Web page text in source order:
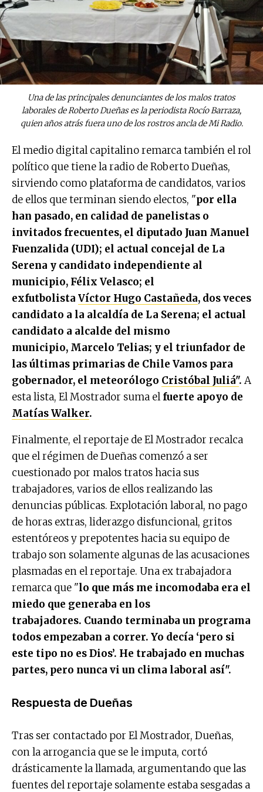
Una de las principales denunciantes de los malos tratos
laborales de Roberto Dueñas es la periodista Rocío Barraza,
quien años atrás fuera uno de los rostros ancla de Mi Radio.
El medio digital capitalino remarca también el rol
político que tiene la radio de Roberto Dueñas,
sirviendo como plataforma de candidatos, varios
de ellos que terminan siendo electos, "por ella
han pasado, en calidad de panelistas o
invitados frecuentes, el diputado Juan Manuel
Fuenzalida (UDI); el actual concejal de La
Serena y candidato independiente al
municipio, Félix Velasco; el
exfutbolista Víctor Hugo Castañeda, dos veces
candidato a la alcaldía de La Serena; el actual
candidato a alcalde del mismo
municipio, Marcelo Telias; y el triunfador de
las últimas primarias de Chile Vamos para
gobernador, el meteorólogo Cristóbal Juliá". A
esta lista, El Mostrador suma elfuerte apoyo de
Matías Walker.
Finalmente, el reportaje de El Mostrador recalca
que el régimen de Dueñas comenzó a ser
cuestionado por malos tratos hacia sus
trabajadores, varios de ellos realizando las
denuncias públicas. Explotación laboral, no pago
de horas extras, liderazgo disfuncional, gritos
estentóreos y prepotentes hacia su equipo de
trabajo son solamente algunas de las acusaciones
plasmadas en el reportaje. Una ex trabajadora
remarca que "lo que más me incomodaba era el
miedo que generaba en los
trabajadores. Cuando terminaba un programa
todos empezaban a correr. Yo decía ‘pero si
este tipo no es Dios’. He trabajado en muchas
partes, pero nunca vi un clima laboral así".
Respuesta de Dueñas
Tras ser contactado por El Mostrador, Dueñas,
con la arrogancia que se le imputa, cortó
drásticamente la llamada, argumentando que las
fuentes del reportaje solamente estaba sesgadas a